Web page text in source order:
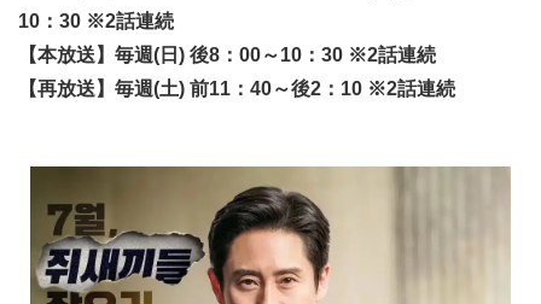
10：30 ※2話連続
【本放送】毎週(日) 後8：00～10：30 ※2話連続
【再放送】毎週(土) 前11：40～後2：10 ※2話連続